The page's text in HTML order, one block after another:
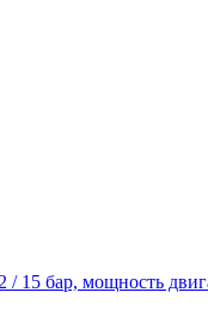
/ 15 бар, мощность